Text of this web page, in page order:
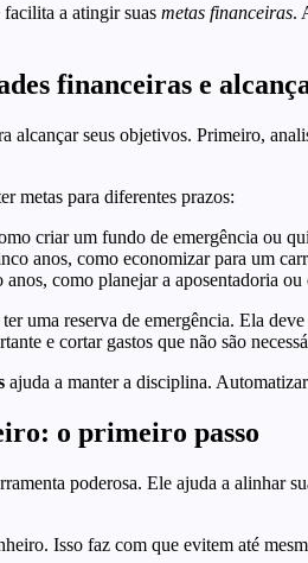
a atingir suas metas financeiras.
financeiras e
seus objetivos. Primeiro,
metas para diferentes prazos:
criar um fundo de emergência ou
anos, como economizar para um
anos, como planejar a aposentadoria ou
uma reserva de emergência. Ela
e cortar gastos que não são
ajuda a manter a disciplina.
o primeiro passo
poderosa. Ele ajuda a alinhar
Isso faz com que evitem até